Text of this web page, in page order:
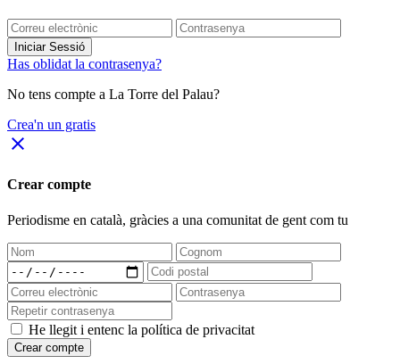
Iniciar Sessió
Has oblidat la contrasenya?
No tens compte a La Torre del Palau?
Crea'n un gratis
close
Crear compte
Periodisme en català, gràcies a una comunitat de gent com tu
He llegit i entenc la política de privacitat
Crear compte